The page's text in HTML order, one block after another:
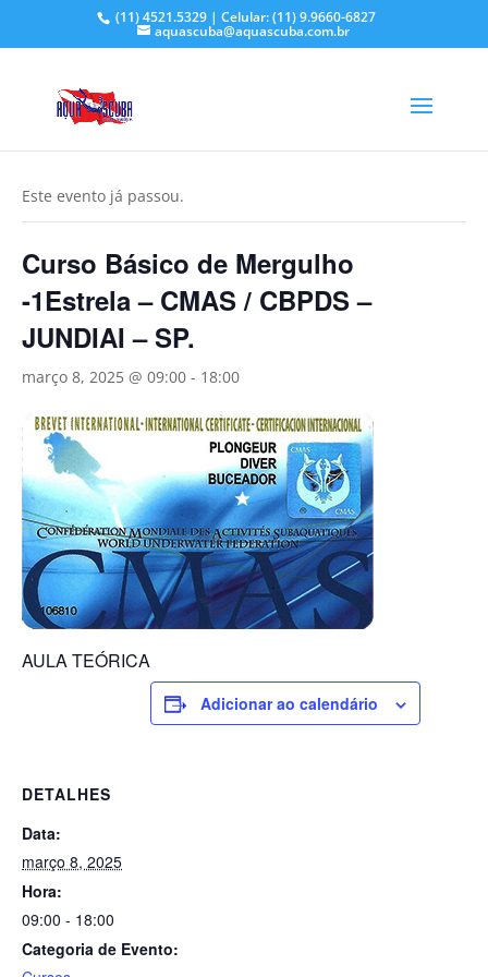
(11) 4521.5329 | Celular: (11) 9.9660-6827
aquascuba@aquascuba.com.br
Este evento já passou.
Curso Básico de Mergulho
-1Estrela – CMAS / CBPDS –
JUNDIAI – SP.
março 8, 2025 @ 09:00 - 18:00
AULA TEÓRICA
Adicionar ao calendário
DETALHES
Data:
março 8, 2025
Hora:
09:00 - 18:00
Categoria de Evento: